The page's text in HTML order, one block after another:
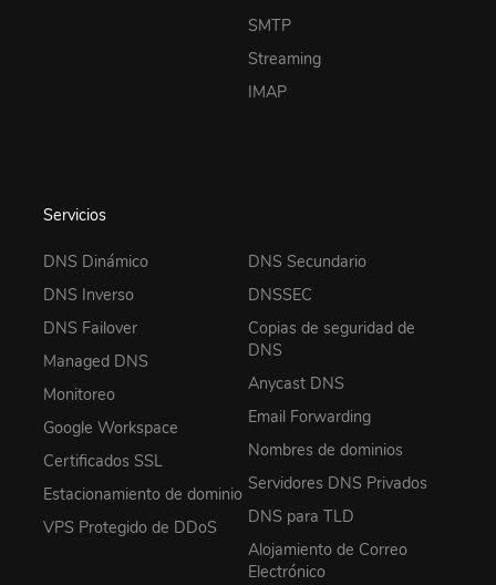
SMTP
Streaming
IMAP
Servicios
DNS Dinámico
DNS Inverso
DNS Failover
Managed DNS
Monitoreo
Google Workspace
Certificados SSL
Estacionamiento de dominio
VPS Protegido de DDoS
DNS Secundario
DNSSEC
Copias de seguridad de
DNS
Anycast DNS
Email Forwarding
Nombres de dominios
Servidores DNS Privados
DNS para TLD
Alojamiento de Correo
Electrónico